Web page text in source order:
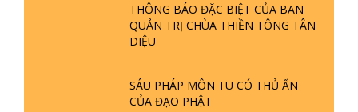
THÔNG BÁO ĐẶC BIỆT CỦA BAN
QUẢN TRỊ CHÙA THIỀN TÔNG TÂN
DIỆU
SÁU PHÁP MÔN TU CÓ THỦ ẤN
CỦA ĐẠO PHẬT
GIẢI ĐÁP THIỀN TÔNG ĐẶC BIỆT P21
- TẠI SAO ĐỨC PHẬT BƯỚC ĐI 7
BƯỚC TRÊN HOA SEN ? | TTTD
GIẢI ĐÁP VỀ LỄ TIỄN THIỀN TÔNG SƯ